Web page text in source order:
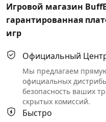
Игровой магазин
гарантированная
игр
Официальный
Мы предлагаем
официальных
безопасность ваших
скрытых комиссий.
Быстро